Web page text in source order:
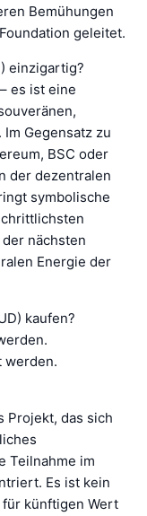
Bemühungen
geleitet.
einzigartig?
es ist eine
Gegensatz zu
BSC oder
der dezentralen
symbolische
nächsten
Energie der
kaufen?
werden.
Projekt, das sich
Teilnahme im
Es ist kein
künftigen Wert